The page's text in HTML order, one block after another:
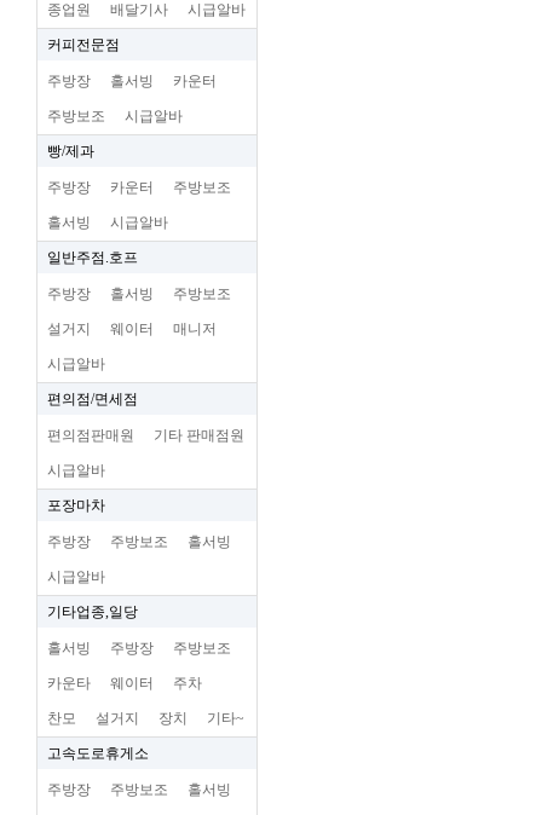
종업원 배달기사 시급알바
커피전문점
주방장 홀서빙 카운터
주방보조 시급알바
빵/제과
주방장 카운터 주방보조
홀서빙 시급알바
일반주점.호프
주방장 홀서빙 주방보조
설거지 웨이터 매니저
시급알바
편의점/면세점
편의점판매원 기타 판매점원
시급알바
포장마차
주방장 주방보조 홀서빙
시급알바
기타업종,일당
홀서빙 주방장 주방보조
카운타 웨이터 주차
찬모 설거지 장치 기타~
고속도로휴게소
주방장 주방보조 홀서빙